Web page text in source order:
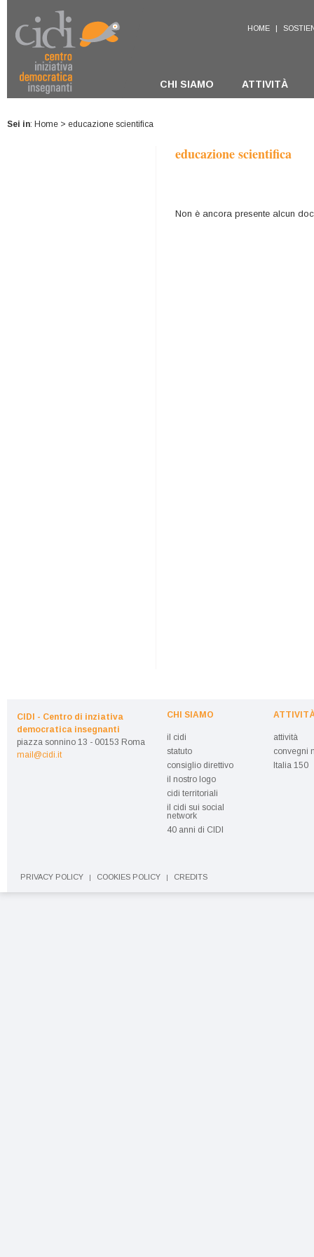
HOME |
CHI SIAMO ATTIVITÀ
Sei in: Home > educazione scientifica
educazione scientifica
Non è ancora presente alcun
CIDI - Centro di inziativa
democratica insegnanti
piazza sonnino 13 - 00153 Roma
mail@cidi.it
CHI SIAMO
il cidi
statuto
consiglio direttivo
il nostro logo
cidi territoriali
il cidi sui social
network
40 anni di CIDI
attività
convegni
Italia 150
PRIVACY POLICY COOKIES POLICY CREDITS